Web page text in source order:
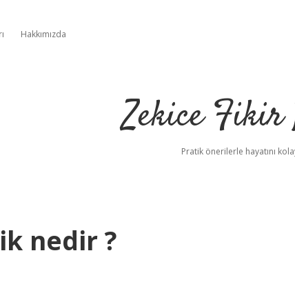
Hakkımızda
Zekice Fikir
Pratik önerilerle hayatını
nedir ?